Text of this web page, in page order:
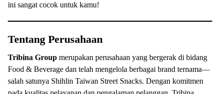
ini sangat cocok untuk kamu!
Tentang Perusahaan
Tribina Group merupakan perusahaan yang bergerak di bidang
Food & Beverage dan telah mengelola berbagai brand ternama—
salah satunya Shihlin Taiwan Street Snacks. Dengan komitmen